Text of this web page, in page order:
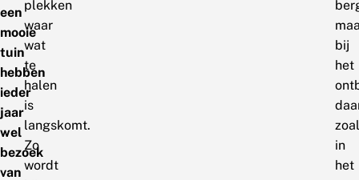
een
mooie
tuin
hebben
ieder
jaar
wel
bezoek
van
plekken
waar
wat
te
halen
is
langskomt.
Zo
wordt
bij
het
in
het